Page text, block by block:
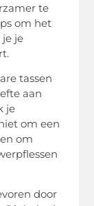
te
om het
je
tassen
aan
je
om een
om
door